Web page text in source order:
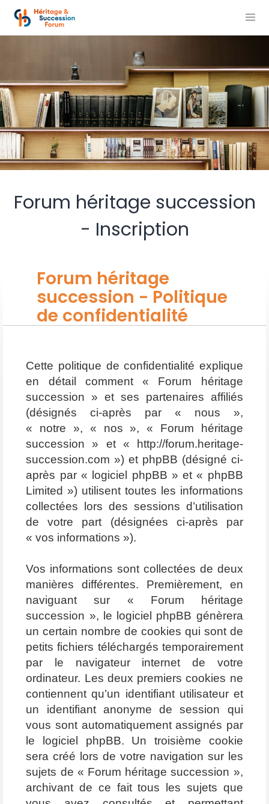
Forum héritage succession
- Inscription
Forum héritage
succession - Politique
de confidentialité
Cette politique de confidentialité explique
en détail comment « Forum héritage
succession » et ses partenaires affiliés
(désignés ci-après par « nous »,
« notre », « nos », « Forum héritage
succession » et « http://forum.heritage-
succession.com ») et phpBB (désigné ci-
après par « logiciel phpBB » et « phpBB
Limited ») utilisent toutes les informations
collectées lors des sessions d’utilisation
de votre part (désignées ci-après par
« vos informations »).
Vos informations sont collectées de deux
manières différentes. Premièrement, en
naviguant sur « Forum héritage
succession », le logiciel phpBB génèrera
un certain nombre de cookies qui sont de
petits fichiers téléchargés temporairement
par le navigateur internet de votre
ordinateur. Les deux premiers cookies ne
contiennent qu’un identifiant utilisateur et
un identifiant anonyme de session qui
vous sont automatiquement assignés par
le logiciel phpBB. Un troisième cookie
sera créé lors de votre navigation sur les
sujets de « Forum héritage succession »,
archivant de ce fait tous les sujets que